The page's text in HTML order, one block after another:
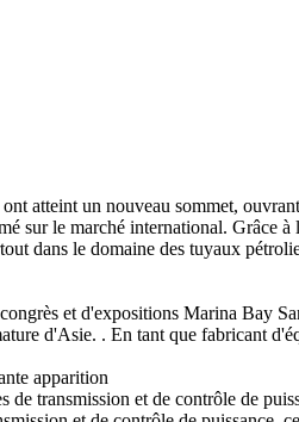
atteint un nouveau sommet,
le marché international. Grâce à
dans le domaine des tuyaux
et d'expositions Marina Bay
d'Asie. . En tant que fabricant
apparition
transmission et de contrôle de